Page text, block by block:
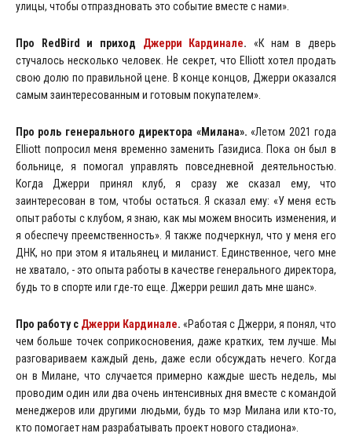
улицы, чтобы отпраздновать это событие вместе с нами».
Про RedBird и приход Джерри Кардинале. «К нам в дверь
стучалось несколько человек. Не секрет, что Elliott хотел продать
свою долю по правильной цене. В конце концов, Джерри оказался
самым заинтересованным и готовым покупателем».
Про роль генерального директора «Милана». «Летом 2021 года
Elliott попросил меня временно заменить Газидиса. Пока он был в
больнице, я помогал управлять повседневной деятельностью.
Когда Джерри принял клуб, я сразу же сказал ему, что
заинтересован в том, чтобы остаться. Я сказал ему: «У меня есть
опыт работы с клубом, я знаю, как мы можем вносить изменения, и
я обеспечу преемственность». Я также подчеркнул, что у меня его
ДНК, но при этом я итальянец и миланист. Единственное, чего мне
не хватало, - это опыта работы в качестве генерального директора,
будь то в спорте или где-то еще. Джерри решил дать мне шанс».
Про работу с Джерри Кардинале. «Работая с Джерри, я понял, что
чем больше точек соприкосновения, даже кратких, тем лучше. Мы
разговариваем каждый день, даже если обсуждать нечего. Когда
он в Милане, что случается примерно каждые шесть недель, мы
проводим один или два очень интенсивных дня вместе с командой
менеджеров или другими людьми, будь то мэр Милана или кто-то,
кто помогает нам разрабатывать проект нового стадиона».